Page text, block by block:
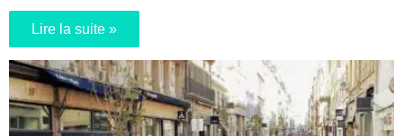
Lire la suite »